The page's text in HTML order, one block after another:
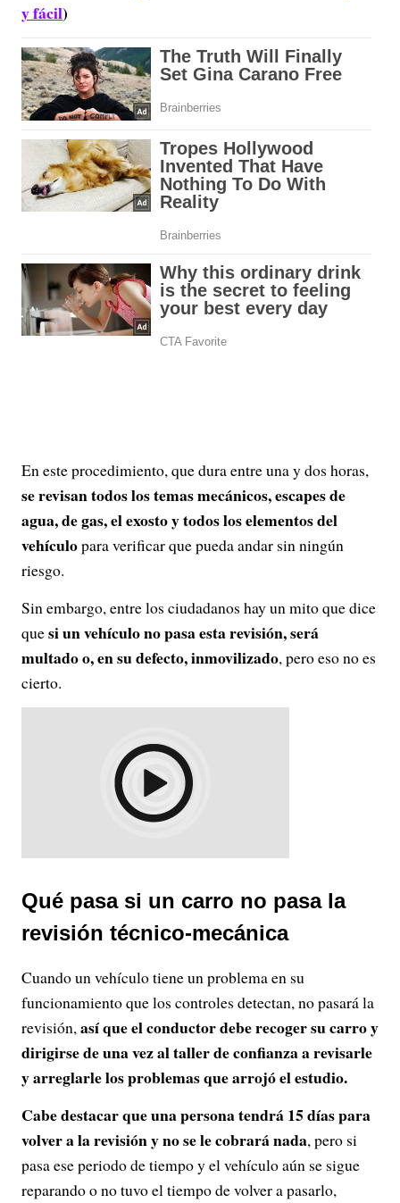
y fácil)
En este procedimiento, que dura entre una y dos horas,
se revisan todos los temas mecánicos, escapes de
agua, de gas, el exosto y todos los elementos del
vehículopara verificar que pueda andar sin ningún
riesgo.
Sin embargo, entre los ciudadanos hay un mito que dice
quesi un vehículo no pasa esta revisión, será
multado o, en su defecto, inmovilizado, pero eso no es
cierto.
Qué pasa si un carro no pasa la
revisión técnico-mecánica
Cuando un vehículo tiene un problema en su
funcionamiento que los controles detectan, no pasará la
revisión,así que el conductor debe recoger su carro y
dirigirse de una vez al taller de confianza a revisarle
y arreglarle los problemas que arrojó el estudio.
Cabe destacar que una persona tendrá 15 días para
volver a la revisión y no se le cobrará nada, pero si
pasa ese periodo de tiempo y el vehículo aún se sigue
reparando o no tuvo el tiempo de volver a pasarlo,